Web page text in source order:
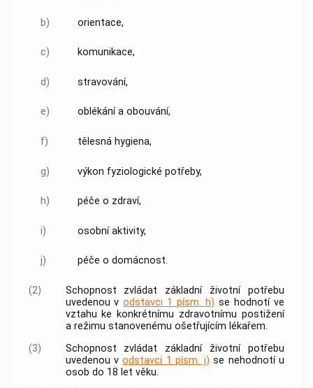
b) orientace,
c) komunikace,
d) stravování,
e) oblékání a obouvání,
f) tělesná hygiena,
g) výkon fyziologické potřeby,
h) péče o zdraví,
i) osobní aktivity,
j) péče o domácnost.
(2)
Schopnost zvládat základní životní potřebu
uvedenou vodstavci 1 písm. h) se hodnotí ve
vztahu ke konkrétnímu zdravotnímu postižení
a režimu stanovenému ošetřujícím lékařem.
(3)
Schopnost zvládat základní životní potřebu
uvedenou vodstavci 1 písm. j) se nehodnotí u
osob do 18 let věku.